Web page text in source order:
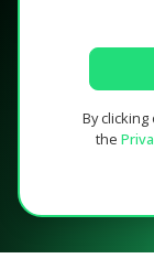
By
the